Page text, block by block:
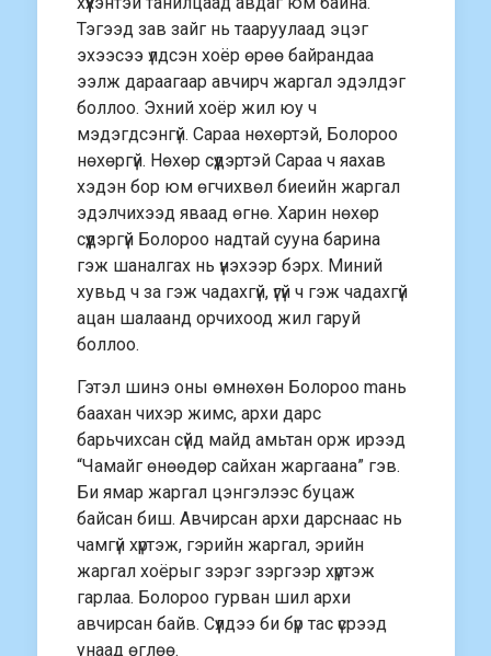
Тэгээд зав зайг нь тааруулаад эцэг
эхээсээ үлдсэн хоёр өрөө байрандаа
ээлж дараагаар авчирч жаргал эдэлдэг
боллоо. Эхний хоёр жил юу ч
мэдэгдсэнгүй. Сараа нөхөртэй, Болороо
нөхөргүй. Нөхөр сүүдэртэй Сараа ч яахав
хэдэн бор юм өгчихвөл биеийн жаргал
эдэлчихээд яваад өгнө. Харин нөхөр
сүүдэргүй Болороо надтай сууна барина
гэж шаналгах нь үнэхээр бэрх. Миний
хувьд ч за гэж чадахгүй, үгүй ч гэж чадахгүй
ацан шалаанд орчихоод жил гаруй
боллоо.
Гэтэл шинэ оны өмнөхөн Болороо maнь
баахан чихэр жимс, архи дарс
барьчихсан сүйд майд амьтан орж ирээд
“Чамайг өнөөдөр сайхан жаргаана” гэв.
Би ямар жаргал цэнгэлээс буцаж
байсан биш. Авчирсан архи дарснаас нь
чамгүй хүртэж, гэрийн жаргал, эрийн
жаргал хоёрыг зэрэг зэргээр хүртэж
гарлаа. Болороо гурван шил архи
авчирсан байв. Сүүлдээ би бүр тас үсрээд
унаад өглөө.